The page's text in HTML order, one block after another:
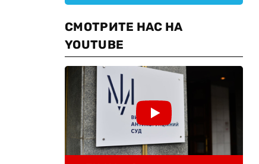
СМОТРИТЕ НАС НА
YOUTUBE